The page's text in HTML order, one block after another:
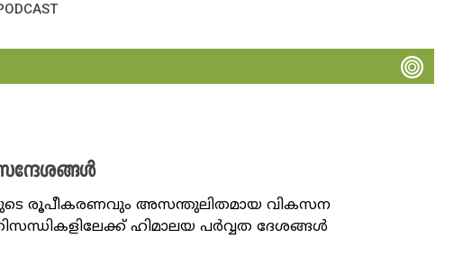
രൂപീകരണവും അസന്തുലിതമായ വികസന
ഹിമാലയ പർവ്വത ദേശങ്ങൾ